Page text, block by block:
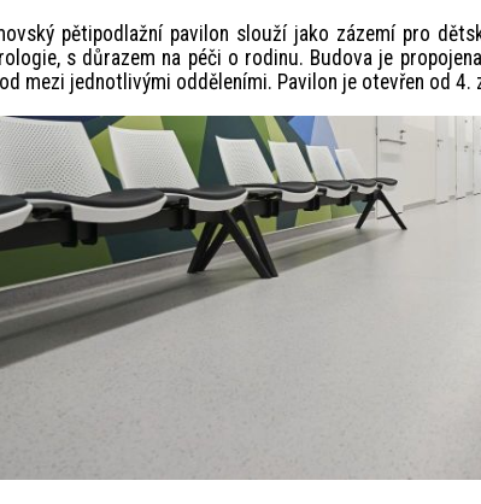
pětipodlažní pavilon slouží jako zázemí pro
s důrazem na péči o rodinu. Budova je
mezi jednotlivými odděleními. Pavilon je otevřen od